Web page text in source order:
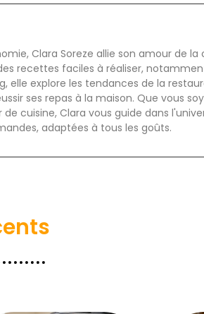
Clara Soreze allie son amour de
recettes faciles à réaliser,
elle explore les tendances de la
ses repas à la maison. Que vous
cuisine, Clara vous guide dans
adaptées à tous les goûts.